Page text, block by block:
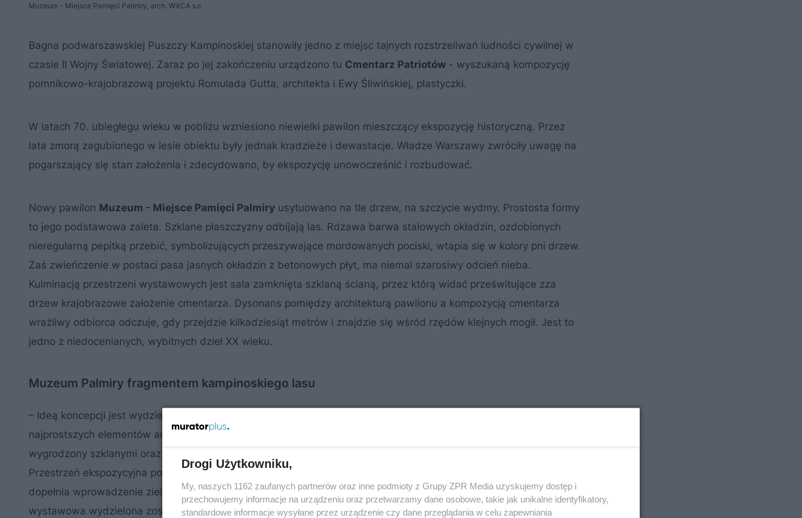
Muzeum - Miejsce Pamięci Palmiry, arch. WXCA s.c
Bagna podwarszawskiej Puszczy Kampinoskiej stanowiły jedno z miejsc tajnych rozstrzeliwań ludności cywilnej w
czasie II Wojny Światowej. Zaraz po jej zakończeniu urządzono tu Cmentarz Patriotów - wyszukaną kompozycję
pomnikowo-krajobrazową projektu Romulada Gutta, architekta i Ewy Śliwińskiej, plastyczki.
W latach 70. ubiegłegu wieku w pobliżu wzniesiono niewielki pawilon mieszczący ekspozycję historyczną. Przez
lata zmorą zagubionego w lesie obiektu były jednak kradzieże i dewastacje. Władze Warszawy zwróciły uwagę na
pogarszający się stan założenia i zdecydowano, by ekspozycję unowocześnić i rozbudować.
Nowy pawilon Muzeum - Miejsce Pamięci Palmiry usytuowano na tle drzew, na szczycie wydmy. Prostosta formy
to jego podstawowa zaleta. Szklane płaszczyzny odbijają las. Rdzawa barwa stalowych okładzin, ozdobionych
nieregularną pepitką przebić, symbolizujących przeszywające mordowanych pociski, wtapia się w kolory pni drzew.
Zaś zwieńczenie w postaci pasa jasnych okładzin z betonowych płyt, ma niemal szarosiwy odcień nieba.
Kulminacją przestrzeni wystawowych jest sala zamknięta szklaną ścianą, przez którą widać prześwitujące zza
drzew krajobrazowe założenie cmentarza. Dysonans pomiędzy architekturą pawilonu a kompozycją cmentarza
wrażliwy odbiorca odczuje, gdy przejdzie kilkadziesiąt metrów i znajdzie się wśród rzędów klejnych mogił. Jest to
jedno z niedocenianych, wybitnych dzieł XX wieku.
Muzeum Palmiry fragmentem kampinoskiego lasu
– Ideą koncepcji jest wydzielenie z sosnowo-brzozowego lasu wokół cmentarza przestrzeni muzealnej za pomocą
najprostszych elementów architektonicznych, przy jak najmniejszej ingerencji w otoczenie. Pawilon muzeum to
wygrodzony szklanymi oraz stalowymi ścianami i przekryty zielonym dachem fragment kampinoskiego lasu.
Przestrzeń ekspozycyjna pośród drzew – niemych świadków tragedii sprzed lat. Bliską relację z otoczeniem
dopełnia wprowadzenie zieleni do wnętrza budynku, do doświetlających ekspozycję patiów. Prostokątna część
wystawowa wydzielona została z trzech stron rzeźbiarsko potraktowaną ścianą pokrytą stalą typu korten – mówi
Drogi Użytkowniku,
My, naszych 1162 zaufanych partnerów oraz inne podmioty z Grupy ZPR Media uzyskujemy dostęp i
przechowujemy informacje na urządzeniu oraz przetwarzamy dane osobowe, takie jak unikalne identyfikatory,
standardowe informacje wysyłane przez urządzenie czy dane przeglądania w celu zapewniania